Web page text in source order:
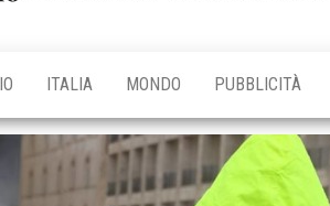
ITALIA MONDO PUBBLICITÀ